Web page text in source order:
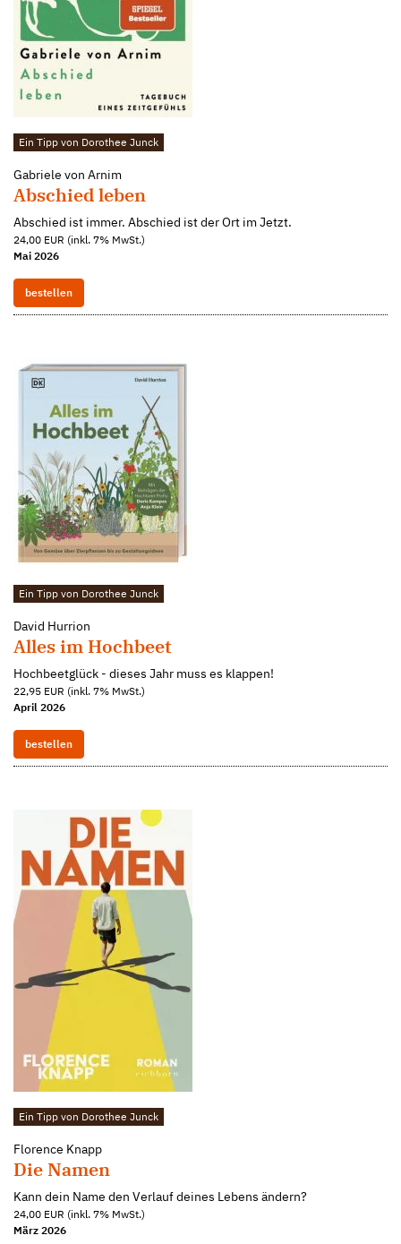
Ein Tipp von Dorothee Junck
Gabriele von Arnim
Abschied leben
Abschied ist immer. Abschied ist der Ort im Jetzt.
24,00 EUR (inkl. 7% MwSt.)
Mai 2026
bestellen
Ein Tipp von Dorothee Junck
David Hurrion
Alles im Hochbeet
Hochbeetglück - dieses Jahr muss es klappen!
22,95 EUR (inkl. 7% MwSt.)
April 2026
bestellen
Ein Tipp von Dorothee Junck
Florence Knapp
Die Namen
Kann dein Name den Verlauf deines Lebens ändern?
24,00 EUR (inkl. 7% MwSt.)
März 2026